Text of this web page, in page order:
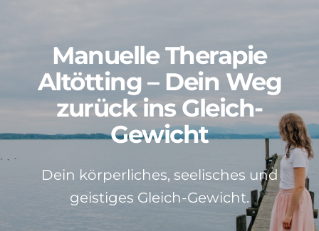
Neuigkeiten
Kontakt
Impressum
Manuelle Therapie
Altötting – Dein Weg
zurück ins Gleich-
Gewicht
Dein körperliches, seelisches und
geistiges Gleich-Gewicht.